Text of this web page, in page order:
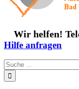
Wir helfen!
Hilfe anfragen
Suche
nach: